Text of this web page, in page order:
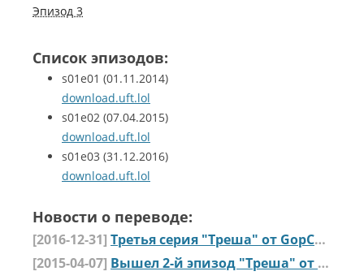
Эпизод 3
Список эпизодов:
s01e01 (01.11.2014)
download.uft.lol
s01e02 (07.04.2015)
download.uft.lol
s01e03 (31.12.2016)
download.uft.lol
Новости о переводе:
[2016-12-31] Третья серия "Треша" от GopCompany
[2015-04-07] Вышел 2-й эпизод "Треша" от GopCompany